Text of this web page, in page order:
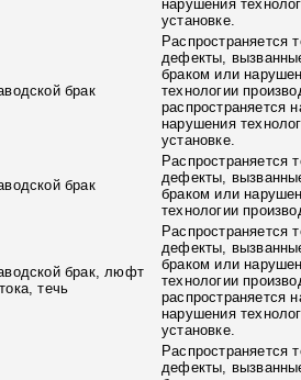
нарушения
установке.
брак
Распространяется
дефекты,
браком или
технологии
распространяется
нарушения
установке.
брак
Распространяется
дефекты,
браком или
технологии
брак, люфт
течь
Распространяется
дефекты,
браком или
технологии
распространяется
нарушения
установке.
Распространяется
дефекты,